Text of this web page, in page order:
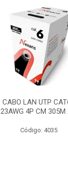
CABO LAN UTP
23AWG 4P CM 305M
Código: 4035